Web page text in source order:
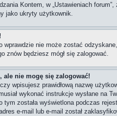
Kontem, w „Ustawieniach
jako ukryty użytkownik.
wprawdzie nie może zostać
znów będziesz mógł się zalogować.
ale nie mogę się zalogować!
wpisujesz prawidłową nazwę
wykonać instrukcje wysłane na
tym została wyświetlona podczas
adres e-mail lub e-mail został